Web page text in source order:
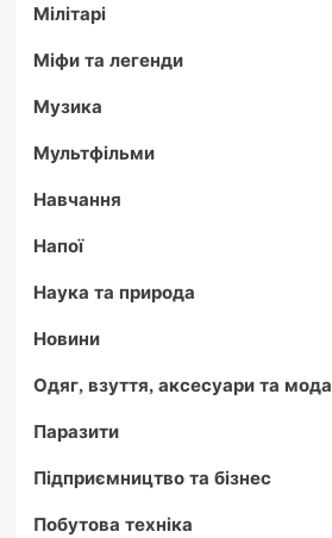
Мілітарі
Міфи та легенди
Музика
Мультфільми
Навчання
Напої
Наука та природа
Новини
Одяг, взуття, аксесуари та мода
Паразити
Підприємництво та бізнес
Побутова техніка